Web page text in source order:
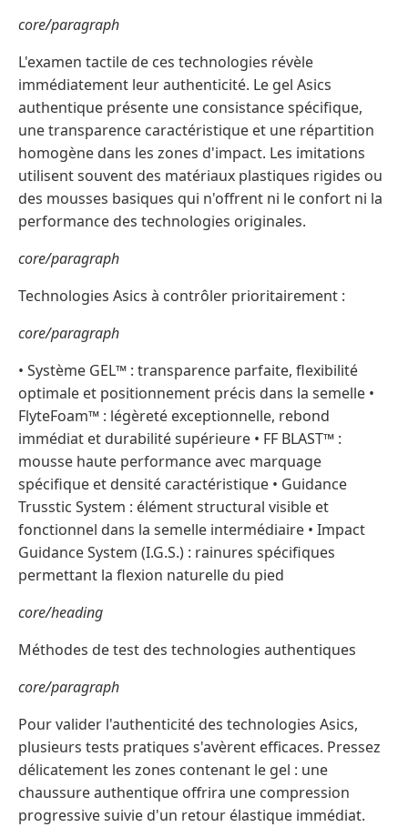
core/paragraph
L'examen tactile de ces technologies révèle
immédiatement leur authenticité. Le gel Asics
authentique présente une consistance spécifique,
une transparence caractéristique et une répartition
homogène dans les zones d'impact. Les imitations
utilisent souvent des matériaux plastiques rigides ou
des mousses basiques qui n'offrent ni le confort ni la
performance des technologies originales.
core/paragraph
Technologies Asics à contrôler prioritairement :
core/paragraph
• Système GEL™ : transparence parfaite, flexibilité
optimale et positionnement précis dans la semelle •
FlyteFoam™ : légèreté exceptionnelle, rebond
immédiat et durabilité supérieure • FF BLAST™ :
mousse haute performance avec marquage
spécifique et densité caractéristique • Guidance
Trusstic System : élément structural visible et
fonctionnel dans la semelle intermédiaire • Impact
Guidance System (I.G.S.) : rainures spécifiques
permettant la flexion naturelle du pied
core/heading
Méthodes de test des technologies authentiques
core/paragraph
Pour valider l'authenticité des technologies Asics,
plusieurs tests pratiques s'avèrent efficaces. Pressez
délicatement les zones contenant le gel : une
chaussure authentique offrira une compression
progressive suivie d'un retour élastique immédiat.